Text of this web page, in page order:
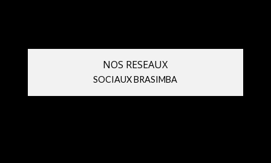
NOS RESEAUX
SOCIAUX BRASIMBA